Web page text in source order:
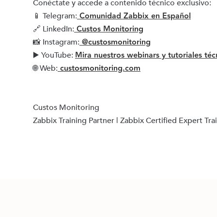
Conéctate y accede a contenido técnico exclusivo:
📱 Telegram:Comunidad Zabbix en Español
🔗 LinkedIn:Custos Monitoring
📸 Instagram:@custosmonitoring
▶️ YouTube:Mira nuestros webinars y tutoriales
🌐 Web:custosmonitoring.com
Custos Monitoring
Zabbix Training Partner | Zabbix Certified Expert